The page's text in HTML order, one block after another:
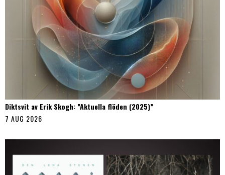
Diktsvit av Erik Skogh: ”Aktuella flöden (2025)”
7 AUG 2026